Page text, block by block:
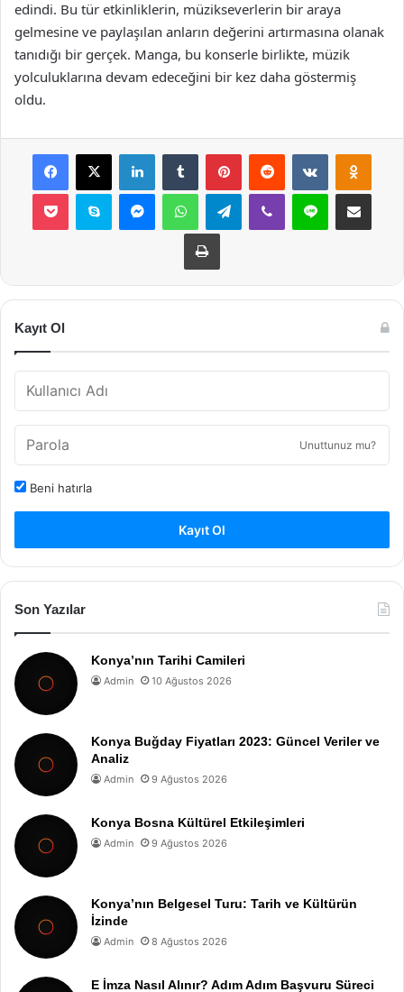
edindi. Bu tür etkinliklerin, müzikseverlerin bir araya
gelmesine ve paylaşılan anların değerini artırmasına olanak
tanıdığı bir gerçek. Manga, bu konserle birlikte, müzik
yolculuklarına devam edeceğini bir kez daha göstermiş
oldu.
Facebook
X LinkedInTumblr PinterestReddit VKontakte
Pocket Skype MessengerWhatsAppTelegramViber Line E-Posta ile
Yazdır
Kayıt Ol
Unuttunuz mu?
Beni hatırla
Kayıt Ol
Son Yazılar
Konya’nın Tarihi Camileri
Admin 10 Ağustos 2026
Konya Buğday Fiyatları 2023: Güncel Veriler ve
Analiz
Admin 9 Ağustos 2026
Konya Bosna Kültürel Etkileşimleri
Admin 9 Ağustos 2026
Konya’nın Belgesel Turu: Tarih ve Kültürün
İzinde
Admin 8 Ağustos 2026
E İmza Nasıl Alınır? Adım Adım Başvuru Süreci